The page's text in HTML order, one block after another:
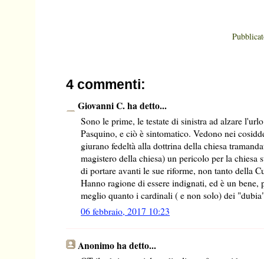
4 commenti:
Giovanni C. ha detto...
Sono le prime, le testate di sinistra ad alzare
Pasquino, e ciò è sintomatico. Vedono nei
giurano fedeltà alla dottrina della chiesa
magistero della chiesa) un pericolo per la chiesa
di portare avanti le sue riforme, non tanto della
Hanno ragione di essere indignati, ed è un bene,
meglio quanto i cardinali ( e non solo) dei
06 febbraio, 2017 10:23
Anonimo ha detto...